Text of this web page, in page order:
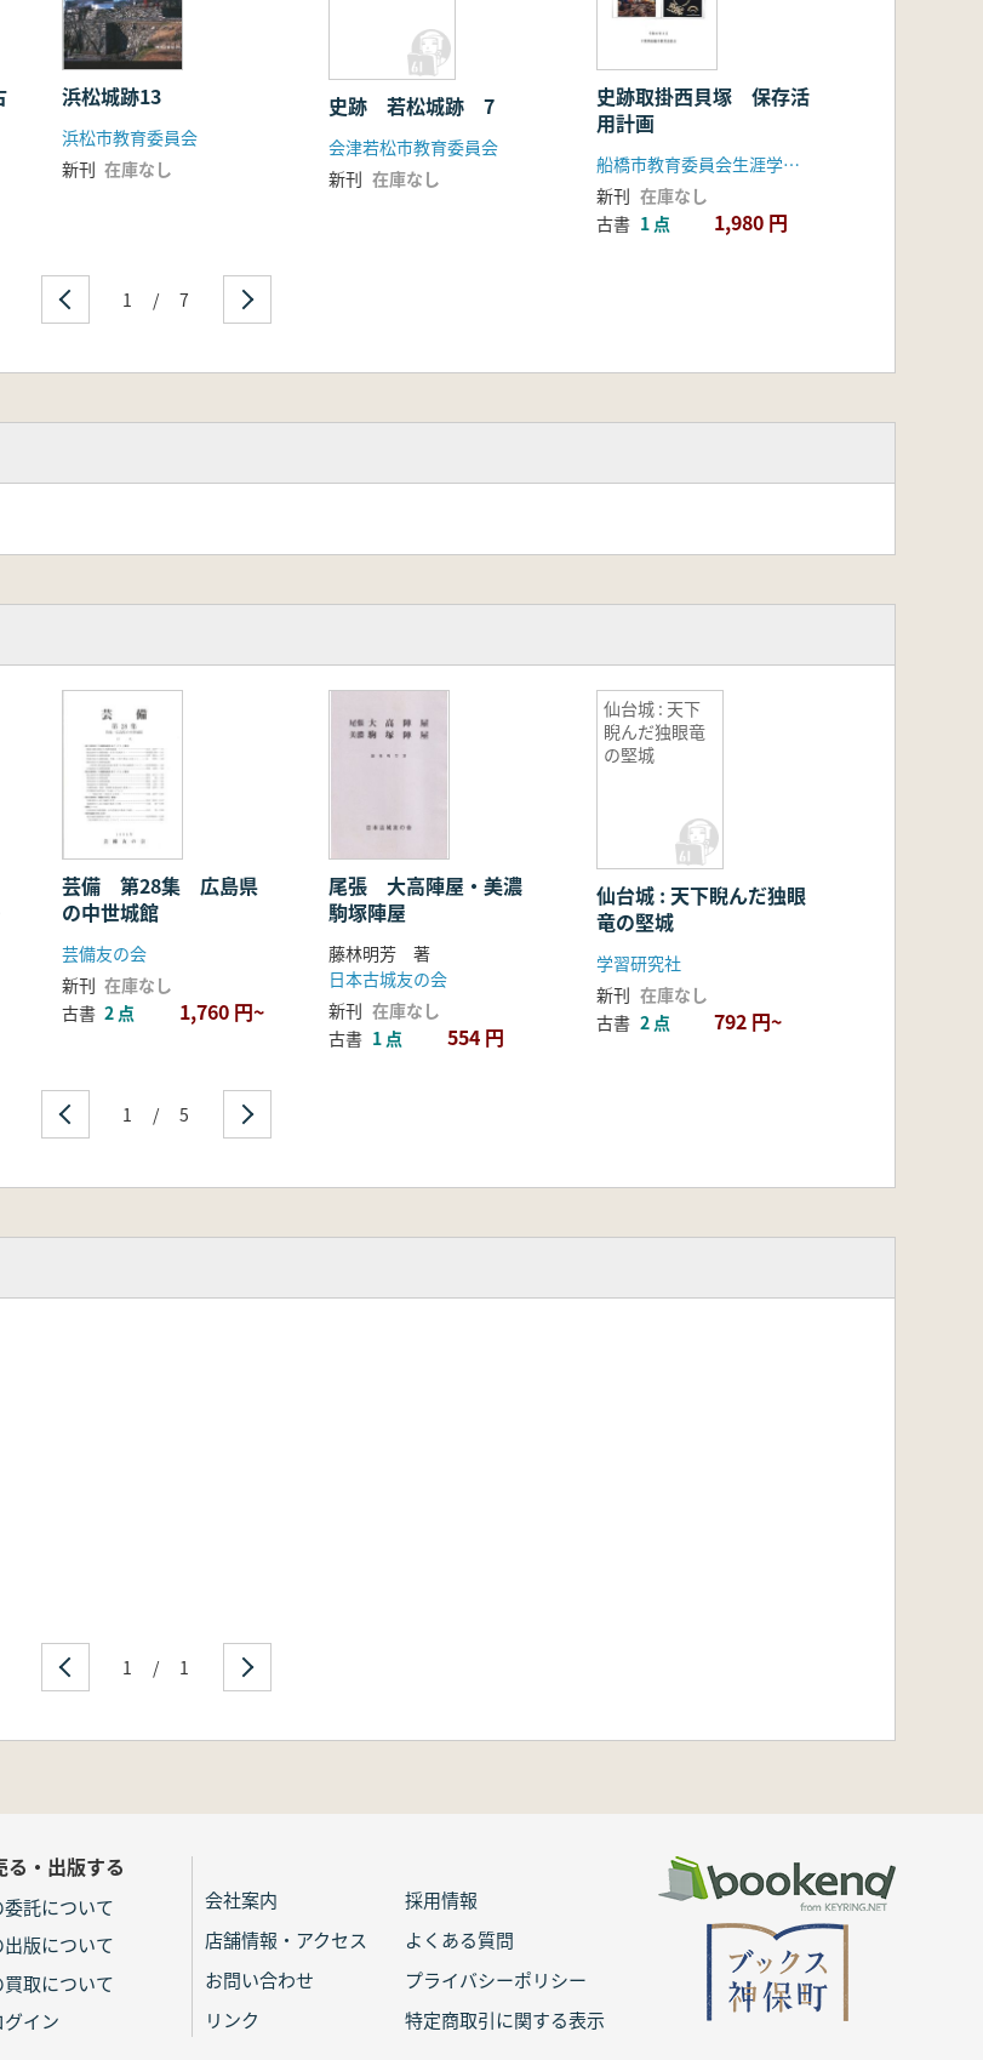
浜松城跡13
浜松市教育委員会
新刊 在庫なし
史跡 若松城跡 7
会津若松市教育委員会
新刊 在庫なし
史跡取掛西貝塚 保存活
用計画
船橋市教育委員会生涯学習部文化課
新刊 在庫なし
古書 1 点 1,980 円
1 / 7
芸備 第28集 広島県
の中世城館
芸備友の会
新刊 在庫なし
古書 2 点 1,760 円~
尾張 大高陣屋・美濃
駒塚陣屋
藤林明芳 著
日本古城友の会
新刊 在庫なし
古書 1 点 554 円
仙台城 : 天下
睨んだ独眼竜
の堅城
仙台城 : 天下睨んだ独眼
竜の堅城
学習研究社
新刊 在庫なし
古書 2 点 792 円~
1 / 5
1 / 1
る・出版する
委託について
出版について
買取について
イン
会社案内
採用情報
店舗情報・アクセス
よくある質問
お問い合わせ
プライバシーポリシー
リンク
特定商取引に関する表示